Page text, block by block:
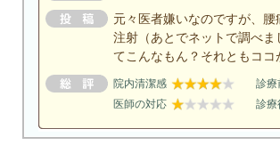
元々医者嫌いなのですが、
注射（あとでネットで調べ
てこんなもん？それともコ
院内清潔感 診療
医師の対応
診療